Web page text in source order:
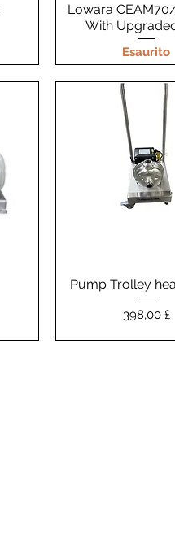
Vista
Lowara
With
Esaurito
Vista
Pump Trolley
Prezzo
398,00 £